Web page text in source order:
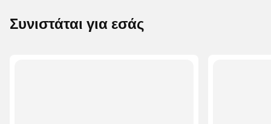
Συνιστάται για εσάς